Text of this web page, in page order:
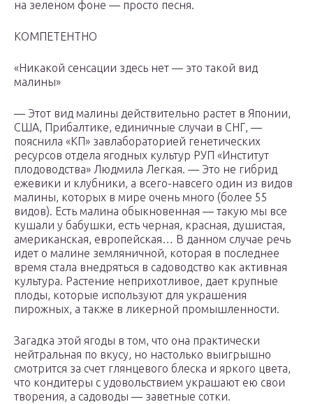
на зеленом фоне — просто песня.
КОМПЕТЕНТНО
«Никакой сенсации здесь нет — это такой вид
малины»
— Этот вид малины действительно растет в Японии,
США, Прибалтике, единичные случаи в СНГ, —
пояснила «КП» завлабораторией генетических
ресурсов отдела ягодных культур РУП «Институт
плодоводства» Людмила Легкая. — Это не гибрид
ежевики и клубники, а всего-навсего один из видов
малины, которых в мире очень много (более 55
видов). Есть малина обыкновенная — такую мы все
кушали у бабушки, есть черная, красная, душистая,
американская, европейская… В данном случае речь
идет о малине земляничной, которая в последнее
время стала внедряться в садоводство как активная
культура. Растение неприхотливое, дает крупные
плоды, которые используют для украшения
пирожных, а также в ликерной промышленности.
Загадка этой ягоды в том, что она практически
нейтральная по вкусу, но настолько выигрышно
смотрится за счет глянцевого блеска и яркого цвета,
что кондитеры с удовольствием украшают ею свои
творения, а садоводы — заветные сотки.